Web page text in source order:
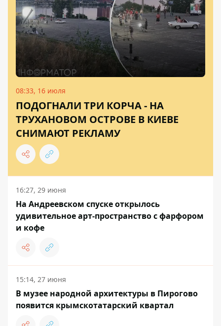
08:33, 16 июля
ПОДОГНАЛИ ТРИ КОРЧА - НА
ТРУХАНОВОМ ОСТРОВЕ В КИЕВЕ
СНИМАЮТ РЕКЛАМУ
16:27, 29 июня
На Андреевском спуске открылось
удивительное арт-пространство с фарфором
и кофе
15:14, 27 июня
В музее народной архитектуры в Пирогово
появится крымскотатарский квартал